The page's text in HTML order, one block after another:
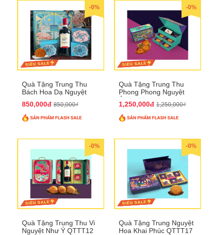
-0%
Quà Tặng Trung Thu
Bách Hoa Dạ Nguyệt
850,000đ 850,000₫
-0%
Quà Tặng Trung Thu
Phong Phong Nguyệt
1,250,000đ 1,250,000₫
-0%
Quà Tặng Trung Thu Vi
Nguyệt Như Ý QTTT12
-0%
Quà Tặng Trung Nguyệt
Hoa Khai Phúc QTTT17